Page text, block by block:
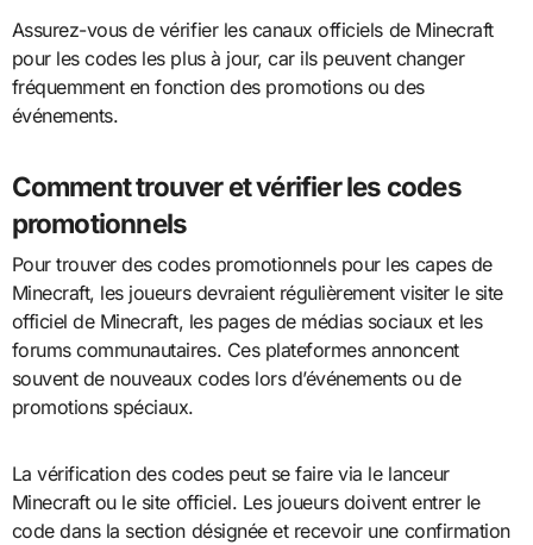
Assurez-vous de vérifier les canaux officiels de Minecraft
pour les codes les plus à jour, car ils peuvent changer
fréquemment en fonction des promotions ou des
événements.
Comment trouver et vérifier les codes
promotionnels
Pour trouver des codes promotionnels pour les capes de
Minecraft, les joueurs devraient régulièrement visiter le site
officiel de Minecraft, les pages de médias sociaux et les
forums communautaires. Ces plateformes annoncent
souvent de nouveaux codes lors d’événements ou de
promotions spéciaux.
La vérification des codes peut se faire via le lanceur
Minecraft ou le site officiel. Les joueurs doivent entrer le
code dans la section désignée et recevoir une confirmation